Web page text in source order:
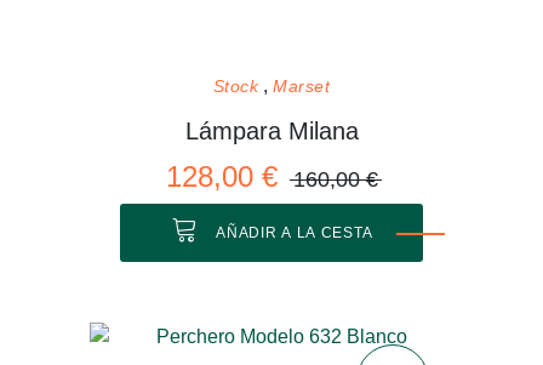
Stock Marset
Lámpara Milana
128,00 € 160,00 €
AÑADIR A LA CESTA